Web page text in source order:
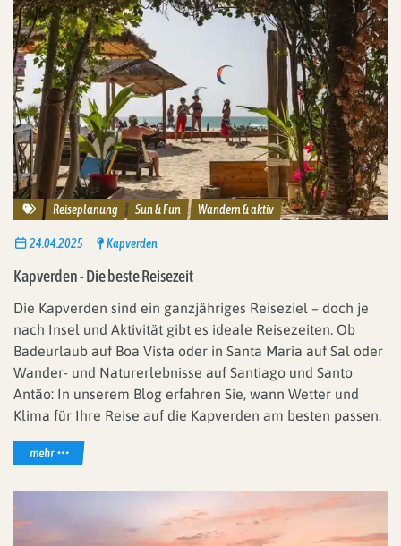
Kapverden - Die beste Reisezeit
Die Kapverden sind ein ganzjähriges Reiseziel – doch je
nach Insel und Aktivität gibt es ideale Reisezeiten. Ob
Badeurlaub auf Boa Vista oder in Santa Maria auf Sal oder
Wander- und Naturerlebnisse auf Santiago und Santo
Antão: In unserem Blog erfahren Sie, wann Wetter und
Klima für Ihre Reise auf die Kapverden am besten passen.
24.04.2025 Kapverden
mehr
ReisethemenReiseplanung Sun & Fun Wandern & aktiv